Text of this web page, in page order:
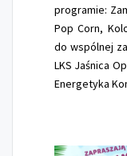
programie:
Pop Corn,
do wspólnej
LKS Jaśnica
Energetyka